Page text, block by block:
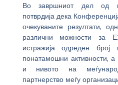
Во завршниот дел од
потврдија дека
очекуваните резултати,
различни можности за
истражија одреден
понатамошни активности,
и нивото на
партнерство меѓу